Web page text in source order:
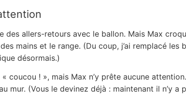
des allers-retours avec le ballon. Mais Max
mains et le range. (Du coup, j’ai remplacé les
désormais.)
coucou ! », mais Max n’y prête aucune
mur. (Vous le devinez déjà : maintenant il n’y a